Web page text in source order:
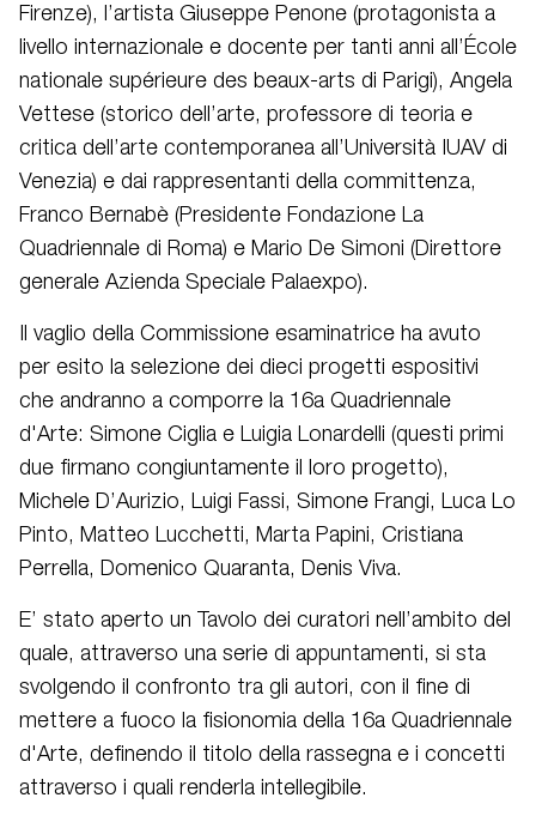
Firenze), l’artista Giuseppe Penone (protagonista a
livello internazionale e docente per tanti anni all’École
nationale supérieure des beaux-arts di Parigi), Angela
Vettese (storico dell’arte, professore di teoria e
critica dell’arte contemporanea all’Università IUAV di
Venezia) e dai rappresentanti della committenza,
Franco Bernabè (Presidente Fondazione La
Quadriennale di Roma) e Mario De Simoni (Direttore
generale Azienda Speciale Palaexpo).
Il vaglio della Commissione esaminatrice ha avuto
per esito la selezione dei dieci progetti espositivi
che andranno a comporre la 16a Quadriennale
d'Arte: Simone Ciglia e Luigia Lonardelli (questi primi
due firmano congiuntamente il loro progetto),
Michele D’Aurizio, Luigi Fassi, Simone Frangi, Luca Lo
Pinto, Matteo Lucchetti, Marta Papini, Cristiana
Perrella, Domenico Quaranta, Denis Viva.
E’ stato aperto un Tavolo dei curatori nell’ambito del
quale, attraverso una serie di appuntamenti, si sta
svolgendo il confronto tra gli autori, con il fine di
mettere a fuoco la fisionomia della 16a Quadriennale
d'Arte, definendo il titolo della rassegna e i concetti
attraverso i quali renderla intellegibile.